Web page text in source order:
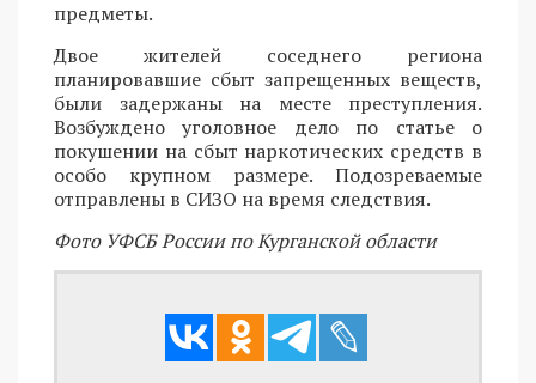
предметы.
Двое жителей соседнего региона
планировавшие сбыт запрещенных веществ,
были задержаны на месте преступления.
Возбуждено уголовное дело по статье о
покушении на сбыт наркотических средств в
особо крупном размере. Подозреваемые
отправлены в СИЗО на время следствия.
Фото УФСБ России по Курганской области